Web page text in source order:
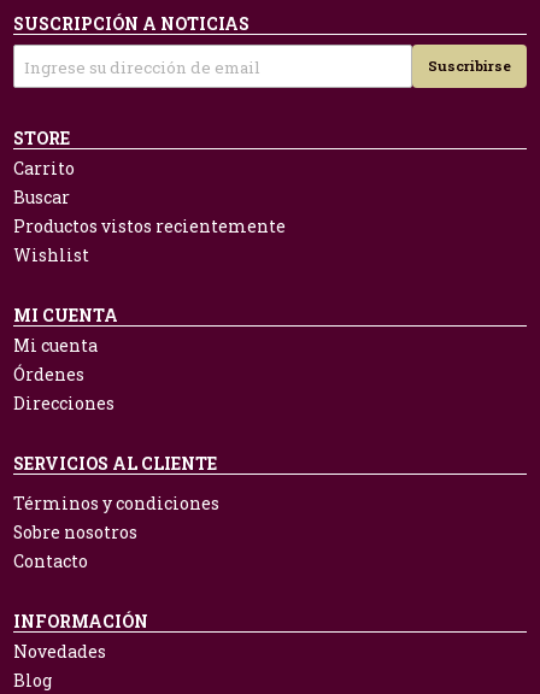
SUSCRIPCIÓN A NOTICIAS
Suscribirse
STORE
Carrito
Buscar
Productos vistos recientemente
Wishlist
MI CUENTA
Mi cuenta
Órdenes
Direcciones
SERVICIOS AL CLIENTE
Términos y condiciones
Sobre nosotros
Contacto
INFORMACIÓN
Novedades
Blog